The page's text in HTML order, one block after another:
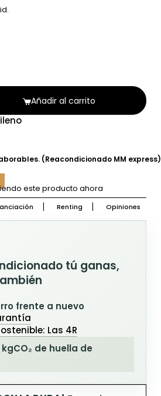
Añadir al carrito
(Reacondicionado MM express)
este producto ahora
Renting Opiniones
tú ganas,
frente a nuevo
Las 4R
kgCO₂ de huella de